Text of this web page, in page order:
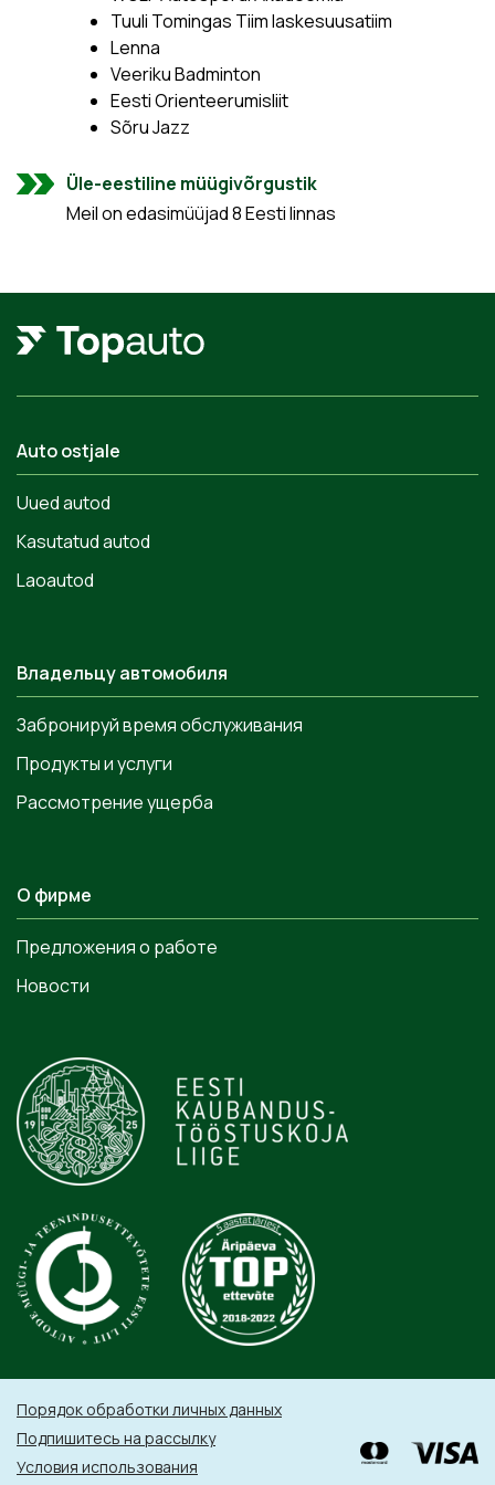
Tuuli Tomingas Tiim laskesuusatiim
Lenna
Veeriku Badminton
Eesti Orienteerumisliit
Sõru Jazz
Üle-eestiline müügivõrgustik
Meil on edasimüüjad 8 Eesti linnas
Auto ostjale
Uued autod
Kasutatud autod
Laoautod
Владельцу автомобиля
Забронируй время обслуживания
Продукты и услуги
Рассмотрение ущерба
О фирме
Предложения о работе
Новости
Порядок обработки личных данных
Подпишитесь на рассылку
Условия использования